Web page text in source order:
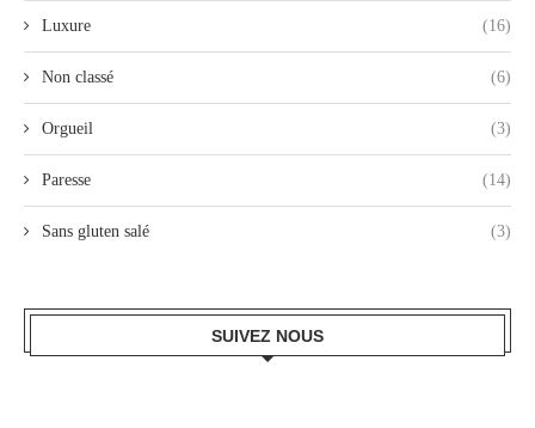
Luxure (16)
Non classé (6)
Orgueil (3)
Paresse (14)
Sans gluten salé (3)
SUIVEZ NOUS